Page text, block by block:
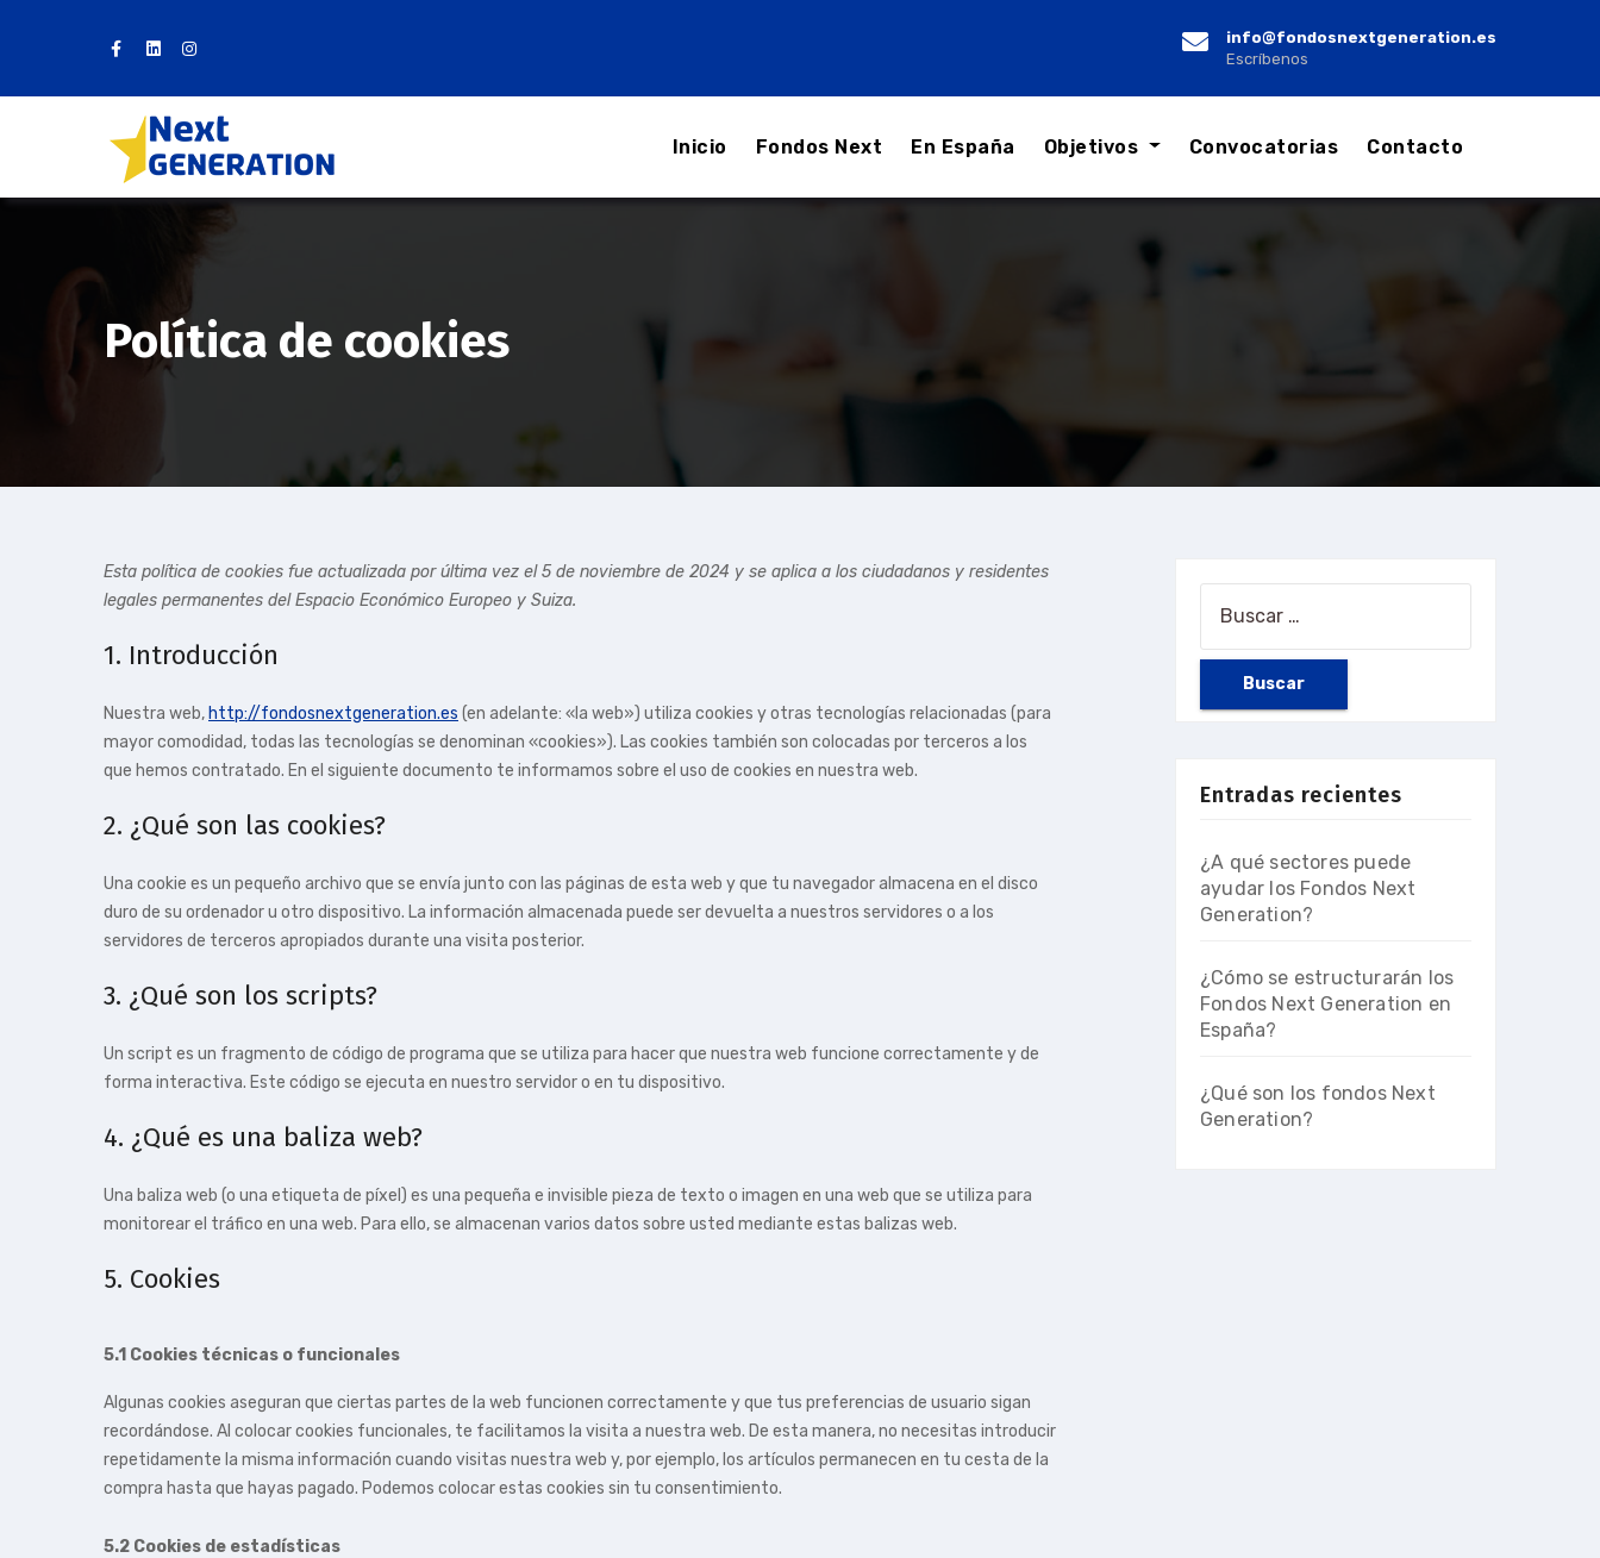
info@fondosnextgeneration.es
Escríbenos
Inicio Fondos Next En España Objetivos Convocatorias Contacto
Política de cookies
Esta política de cookies fue actualizada por última vez el 5 de noviembre de 2024 y se aplica a los ciudadanos y residentes
legales permanentes del Espacio Económico Europeo y Suiza.
1. Introducción
Nuestra web, http://fondosnextgeneration.es (en adelante: «la web») utiliza cookies y otras tecnologías relacionadas (para
mayor comodidad, todas las tecnologías se denominan «cookies»). Las cookies también son colocadas por terceros a los
que hemos contratado. En el siguiente documento te informamos sobre el uso de cookies en nuestra web.
2. ¿Qué son las cookies?
Una cookie es un pequeño archivo que se envía junto con las páginas de esta web y que tu navegador almacena en el disco
duro de su ordenador u otro dispositivo. La información almacenada puede ser devuelta a nuestros servidores o a los
servidores de terceros apropiados durante una visita posterior.
3. ¿Qué son los scripts?
Un script es un fragmento de código de programa que se utiliza para hacer que nuestra web funcione correctamente y de
forma interactiva. Este código se ejecuta en nuestro servidor o en tu dispositivo.
4. ¿Qué es una baliza web?
Una baliza web (o una etiqueta de píxel) es una pequeña e invisible pieza de texto o imagen en una web que se utiliza para
monitorear el tráfico en una web. Para ello, se almacenan varios datos sobre usted mediante estas balizas web.
5. Cookies
5.1 Cookies técnicas o funcionales
Algunas cookies aseguran que ciertas partes de la web funcionen correctamente y que tus preferencias de usuario sigan
recordándose. Al colocar cookies funcionales, te facilitamos la visita a nuestra web. De esta manera, no necesitas introducir
repetidamente la misma información cuando visitas nuestra web y, por ejemplo, los artículos permanecen en tu cesta de la
compra hasta que hayas pagado. Podemos colocar estas cookies sin tu consentimiento.
5.2 Cookies de estadísticas
Entradas recientes
¿A qué sectores puede
ayudar los Fondos Next
Generation?
¿Cómo se estructurarán los
Fondos Next Generation en
España?
¿Qué son los fondos Next
Generation?